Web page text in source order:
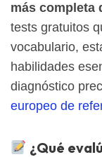
más completa
tests gratuitos
vocabulario,
habilidades
diagnóstico
europeo de
¿Qué